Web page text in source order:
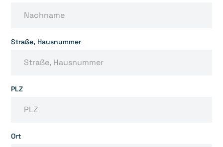
Straße, Hausnummer
PLZ
Ort